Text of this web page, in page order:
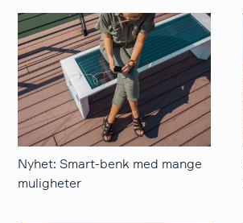
Nyhet: Smart-benk med mange
muligheter